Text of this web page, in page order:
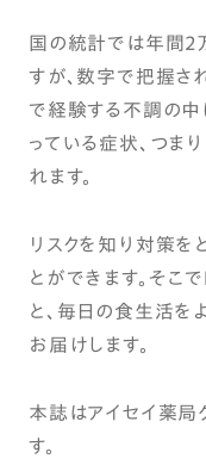
国の統計では年間2
すが、数字で把握さ
で経験する不調の
っている症状、つま
れます。
リスクを知り対策を
とができます。そこ
と、毎日の食生活を
お届けします。
本誌はアイセイ薬局
す。